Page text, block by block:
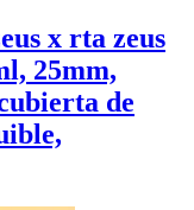
x rta zeus
25mm,
de